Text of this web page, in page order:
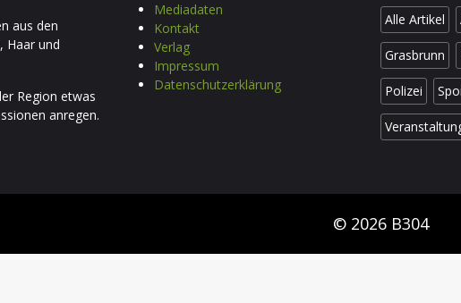
aus den
Haar und
Region etwas
anregen.
Mediadaten
Kontakt
Verlag
Impressum
Datenschutzerklärung
Alle Artikel
Grasbrunn
Polizei
© 2026 B304